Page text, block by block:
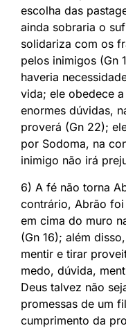
escolha das
ainda sobraria o
solidariza com os
pelos inimigos (Gn
haveria
vida; ele obedece
enormes dúvidas,
proverá (Gn 22);
por Sodoma, na
inimigo não irá
6) A fé não torna
contrário, Abrão
em cima do muro
(Gn 16); além
mentir e tirar
medo, dúvida,
Deus talvez não
promessas de um
cumprimento da